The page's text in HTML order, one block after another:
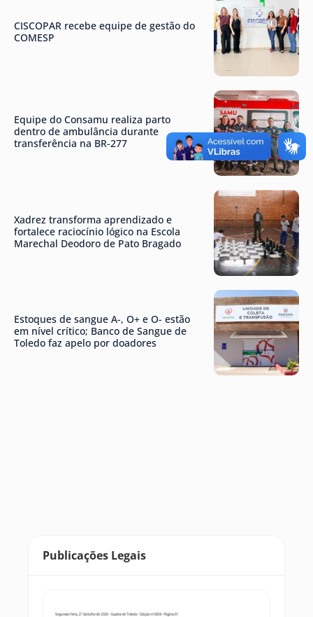
CISCOPAR recebe equipe de gestão do
COMESP
Equipe do Consamu realiza parto
dentro de ambulância durante
transferência na BR-277
Xadrez transforma aprendizado e
fortalece raciocínio lógico na Escola
Marechal Deodoro de Pato Bragado
Estoques de sangue A-, O+ e O- estão
em nível crítico; Banco de Sangue de
Toledo faz apelo por doadores
Publicações Legais